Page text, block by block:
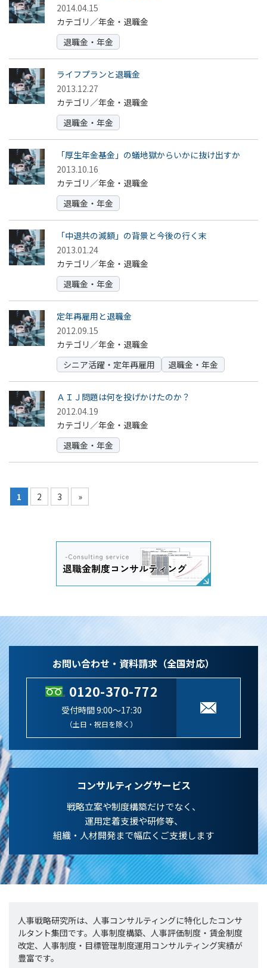
2014.04.15
カテゴリ／年金・退職金
退職金・年金
ライフプランと退職金
2013.12.27
カテゴリ／年金・退職金
退職金・年金
「厚生年金基金」の蟻地獄からいかに抜け出すか
2013.10.16
カテゴリ／年金・退職金
退職金・年金
「中退共の減額」の背景と今後の行く末
2013.01.24
カテゴリ／年金・退職金
退職金・年金
定年再雇用と退職金
2012.09.15
カテゴリ／年金・退職金
シニア活躍・定年再雇用
退職金・年金
ＡＩＪ問題は何を投げかけたのか？
2012.04.19
カテゴリ／年金・退職金
退職金・年金
1 2 3 »
お問い合わせ・資料請求（全国対応）
0120-370-772
受付時間 9:00～17:30
（土日・祝日を除く）
コンサルティングサービス
戦略立案や制度構築だけでなく、
運用定着支援や研修等、
組織・人材開発まで幅広くご支援します
人事戦略研究所は、人事コンサルティングに特化したコンサ
ルタント集団です。人事制度構築、人事評価制度・賃金制度
改定、人事制度・目標管理制度運用コンサルティング実績が
豊富です。